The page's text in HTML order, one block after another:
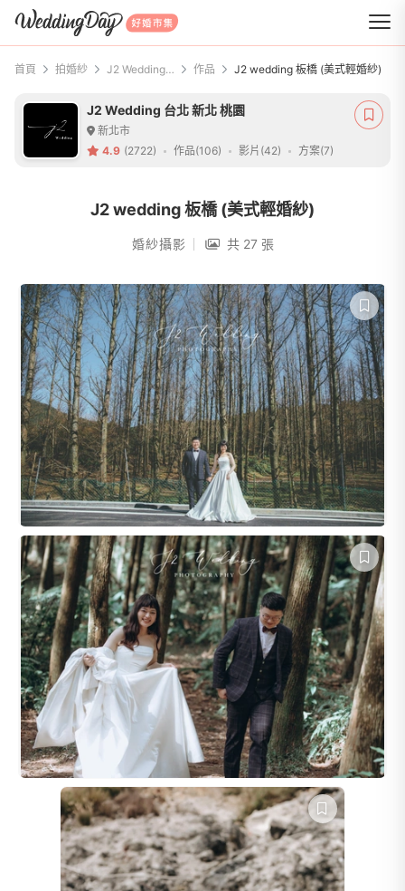
WeddingDay 好婚市集
首頁 拍婚紗 J2 Wedding 台北 新北 桃園 作品 J2 wedding 板橋 (美式輕婚紗)
J2 Wedding 台北 新北 桃園
新北市
4.9 (2722) 作品(106) 影片(42) 方案(7)
J2 wedding 板橋 (美式輕婚紗)
婚紗攝影 共 27 張